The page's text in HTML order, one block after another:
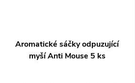
Aromatické sáčky odpuzující
myší Anti Mouse 5 ks